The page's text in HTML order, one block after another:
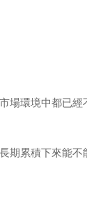
場環境中都已
期累積下來能